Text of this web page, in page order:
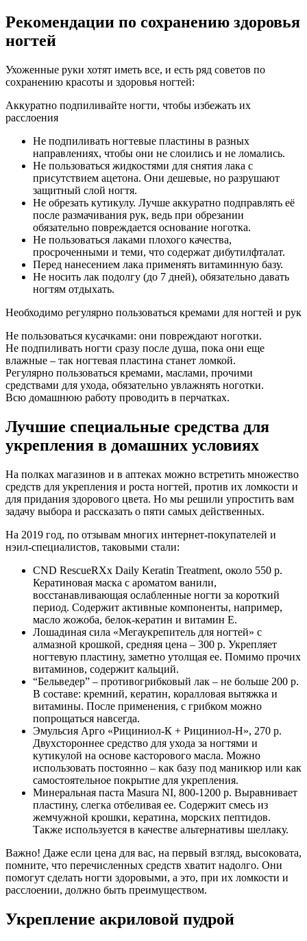
Рекомендации по сохранению здоровья
ногтей
Ухоженные руки хотят иметь все, и есть ряд советов по
сохранению красоты и здоровья ногтей:
Аккуратно подпиливайте ногти, чтобы избежать их
расслоения
Не подпиливать ногтевые пластины в разных
направлениях, чтобы они не слоились и не ломались.
Не пользоваться жидкостями для снятия лака с
присутствием ацетона. Они дешевые, но разрушают
защитный слой ногтя.
Не обрезать кутикулу. Лучше аккуратно подправлять её
после размачивания рук, ведь при обрезании
обязательно повреждается основание ноготка.
Не пользоваться лаками плохого качества,
просроченными и теми, что содержат дибутилфталат.
Перед нанесением лака применять витаминную базу.
Не носить лак подолгу (до 7 дней), обязательно давать
ногтям отдыхать.
Необходимо регулярно пользоваться кремами для ногтей и рук
Не пользоваться кусачками: они повреждают ноготки.
Не подпиливать ногти сразу после душа, пока они еще
влажные – так ногтевая пластина станет ломкой.
Регулярно пользоваться кремами, маслами, прочими
средствами для ухода, обязательно увлажнять ноготки.
Всю домашнюю работу проводить в перчатках.
Лучшие специальные средства для
укрепления в домашних условиях
На полках магазинов и в аптеках можно встретить множество
средств для укрепления и роста ногтей, против их ломкости и
для придания здорового цвета. Но мы решили упростить вам
задачу выбора и рассказать о пяти самых действенных.
На 2019 год, по отзывам многих интернет-покупателей и
нэил-специалистов, таковыми стали:
CND RescueRXx Daily Keratin Treatment, около 550 р.
Кератиновая маска с ароматом ванили,
восстанавливающая ослабленные ногти за короткий
период. Содержит активные компоненты, например,
масло жожоба, белок-кератин и витамин Е.
Лошадиная сила «Мегаукрепитель для ногтей» с
алмазной крошкой, средняя цена – 300 р. Укрепляет
ногтевую пластину, заметно утолщая ее. Помимо прочих
витаминов, содержит кальций.
“Бельведер” – противогрибковый лак – не больше 200 р.
В составе: кремний, кератин, коралловая вытяжка и
витамины. После применения, с грибком можно
попрощаться навсегда.
Эмульсия Арго «Рициниол-К + Рициниол-Н», 270 р.
Двухстороннее средство для ухода за ногтями и
кутикулой на основе касторового масла. Можно
использовать постоянно – как базу под маникюр или как
самостоятельное покрытие для укрепления.
Минеральная паста Masura NI, 800-1200 р. Выравнивает
пластину, слегка отбеливая ее. Содержит смесь из
жемчужной крошки, кератина, морских пептидов.
Также используется в качестве альтернативы шеллаку.
Важно! Даже если цена для вас, на первый взгляд, высоковата,
помните, что перечисленных средств хватит надолго. Они
помогут сделать ногти здоровыми, а это, при их ломкости и
расслоении, должно быть преимуществом.
Укрепление акриловой пудрой